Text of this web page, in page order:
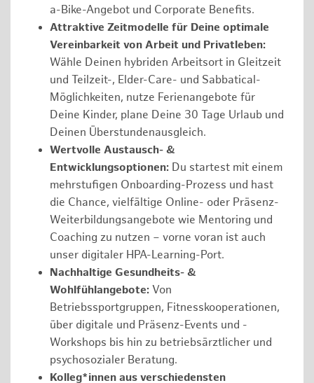
a-Bike-Angebot und Corporate Benefits.
Attraktive Zeitmodelle für Deine optimale
Vereinbarkeit von Arbeit und Privatleben:
Wähle Deinen hybriden Arbeitsort in Gleitzeit
und Teilzeit-, Elder-Care- und Sabbatical-
Möglichkeiten, nutze Ferienangebote für
Deine Kinder, plane Deine 30 Tage Urlaub und
Deinen Überstundenausgleich.
Wertvolle Austausch- &
Entwicklungsoptionen: Du startest mit einem
mehrstufigen Onboarding-Prozess und hast
die Chance, vielfältige Online- oder Präsenz-
Weiterbildungsangebote wie Mentoring und
Coaching zu nutzen – vorne voran ist auch
unser digitaler HPA-Learning-Port.
Nachhaltige Gesundheits- &
Wohlfühlangebote: Von
Betriebssportgruppen, Fitnesskooperationen,
über digitale und Präsenz-Events und -
Workshops bis hin zu betriebsärztlicher und
psychosozialer Beratung.
Kolleg*innen aus verschiedensten